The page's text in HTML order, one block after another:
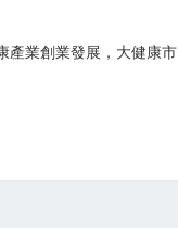
產業創業發展，大健康市